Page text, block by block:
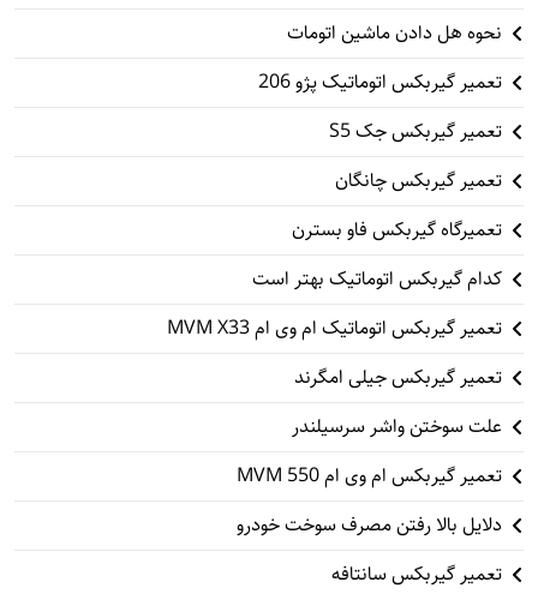
نحوه هل دادن ماشین اتومات
تعمیر گیربکس اتوماتیک پژو 206
تعمیر گیربکس جک S5
تعمیر گیربکس چانگان
تعمیرگاه گیربکس فاو بسترن
کدام گیربکس اتوماتیک بهتر است
تعمیر گیربکس اتوماتیک ام وی ام MVM X33
تعمیر گیربکس جیلی امگرند
علت سوختن واشر سرسیلندر
تعمیر گیربکس ام وی ام 550 MVM
دلایل بالا رفتن مصرف سوخت خودرو
تعمیر گیربکس سانتافه